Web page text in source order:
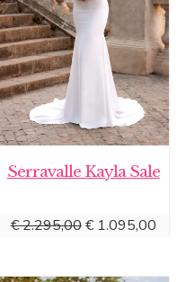
Serravalle Kayla Sale
€2.295,00Oorspronkelijke
€1.095,00